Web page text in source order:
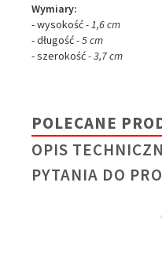
Wymiary:
- wysokość- 1,6 cm
- długość- 5 cm
- szerokość- 3,7 cm
POLECANE
OPIS
PYTANIA DO